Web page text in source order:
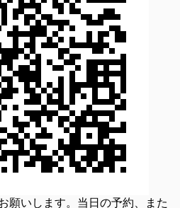
願いします。当日の予約、また